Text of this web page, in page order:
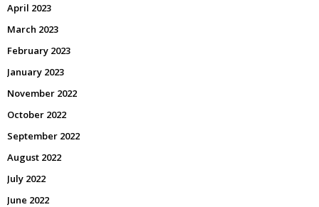
April 2023
March 2023
February 2023
January 2023
November 2022
October 2022
September 2022
August 2022
July 2022
June 2022